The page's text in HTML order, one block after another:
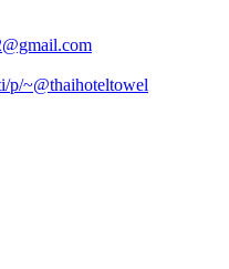
p/~@thaihoteltowel